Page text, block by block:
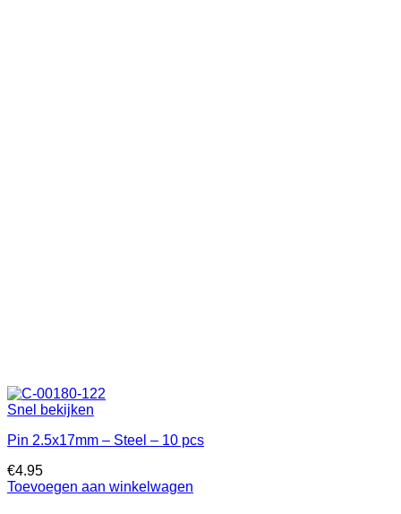
Snel bekijken
Pin 2.5x17mm – Steel – 10 pcs
€4.95
Toevoegen aan winkelwagen